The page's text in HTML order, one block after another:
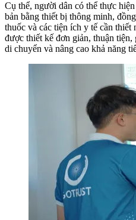
Cụ thể, người dân có thể thực
bản bằng thiết bị thông minh,
thuốc và các tiện ích y tế cần
được thiết kế đơn giản, thuận
di chuyển và nâng cao khả năng